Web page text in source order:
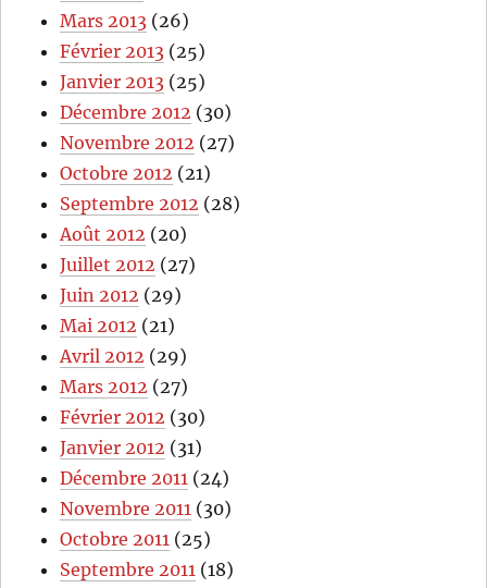
Mars 2013 (26)
Février 2013 (25)
Janvier 2013 (25)
Décembre 2012 (30)
Novembre 2012 (27)
Octobre 2012 (21)
Septembre 2012 (28)
Août 2012 (20)
Juillet 2012 (27)
Juin 2012 (29)
Mai 2012 (21)
Avril 2012 (29)
Mars 2012 (27)
Février 2012 (30)
Janvier 2012 (31)
Décembre 2011 (24)
Novembre 2011 (30)
Octobre 2011 (25)
Septembre 2011 (18)